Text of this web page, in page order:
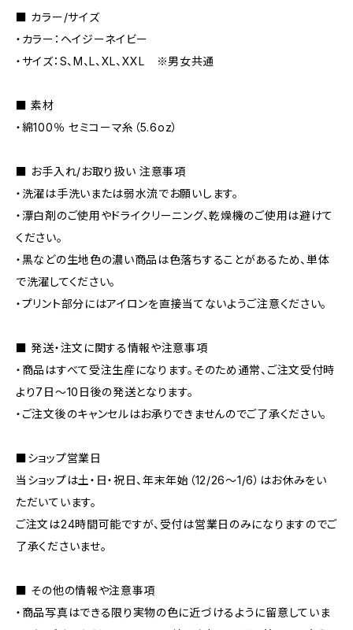
■ カラー/サイズ
・カラー：ヘイジーネイビー
・サイズ：S、M、L、XL、XXL ※男女共通
■ 素材
・綿100％ セミコーマ糸（5.6oz）
■ お手入れ/お取り扱い 注意事項
・洗濯は手洗いまたは弱水流でお願いします。
・漂白剤のご使用やドライクリーニング、乾燥機のご使用は避けて
ください。
・黒などの生地色の濃い商品は色落ちすることがあるため、単体
で洗濯してください。
・プリント部分にはアイロンを直接当てないようご注意ください。
■ 発送・注文に関する情報や注意事項
・商品はすべて受注生産になります。そのため通常、ご注文受付時
より7日〜10日後の発送となります。
・ご注文後のキャンセルはお承りできませんのでご了承ください。
■ショップ営業日
当ショップは土・日・祝日、年末年始（12/26〜1/6）はお休みをい
ただいています。
ご注文は24時間可能ですが、受付は営業日のみになりますのでご
了承くださいませ。
■ その他の情報や注意事項
・商品写真はできる限り実物の色に近づけるように留意していま